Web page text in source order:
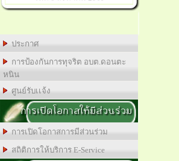
ประกาศ
การป้องกันการทุจริต อบต.ดอนตะ
หนิน
ศูนย์รับเเจ้ง
การเปิดโอกาสให้มีส่วนร่วม
การเปิดโอกาสการมีส่วนร่วม
สถิติการให้บริการ E-Service